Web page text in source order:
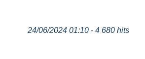
24/06/2024 01:10 - 4 680 hits